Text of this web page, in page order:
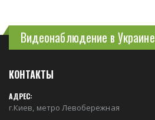
Видеонаблюдение в Украине
КОНТАКТЫ
АДРЕС:
г.Киев, метро Левобережная